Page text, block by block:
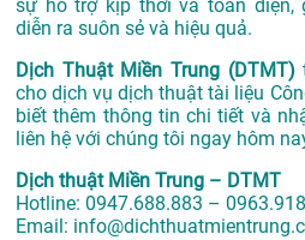
sự hỗ trợ kịp thời và toàn diện,
diễn ra suôn sẻ và hiệu quả.
Dịch Thuật Miền Trung (DTMT)
cho dịch vụ dịch thuật tài liệu
biết thêm thông tin chi tiết và
liên hệ với chúng tôi ngay hôm
Dịch thuật Miền Trung – DTMT
Hotline: 0947.688.883 –
Email: